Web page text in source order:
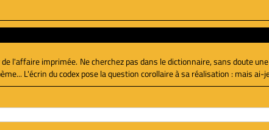
l'affaire imprimée. Ne cherchez pas dans le dictionnaire, sans doute
L'écrin du codex pose la question corollaire à sa réalisation : mais ai-